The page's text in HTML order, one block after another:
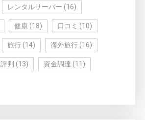
レンタルサーバー (16)
健康 (18) 口コミ (10)
旅行 (14) 海外旅行 (16)
評判 (13) 資金調達 (11)